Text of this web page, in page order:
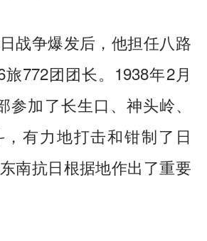
争爆发后，他担任八路
772团团长。1938年2月
参加了长生口、神头岭、
有力地打击和钳制了日
南抗日根据地作出了重要